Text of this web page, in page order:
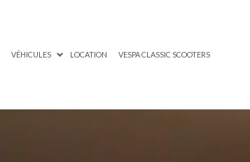
VÉHICULES LOCATION VESPA CLASSIC SCOOTERS